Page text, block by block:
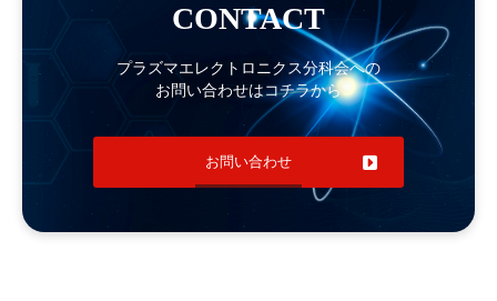
CONTACT
プラズマエレクトロニクス分科会への
お問い合わせはコチラから
お問い合わせ